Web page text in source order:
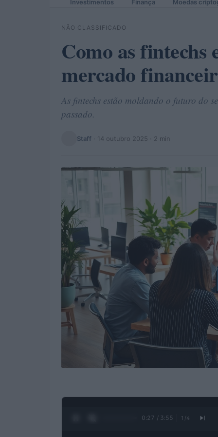
Investimentos Finança Moedas
NÃO CLASSIFICADO
Como as fintechs
mercado
As fintechs estão moldando o futuro do
passado.
Staff · 14 outubro 2025 · 2 min
0:28 / 3:55 1 /4